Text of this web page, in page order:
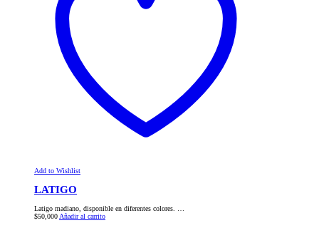
Add to Wishlist
LATIGO
Latigo madiano, disponible en diferentes colores. …
$50,000 Añadir al carrito